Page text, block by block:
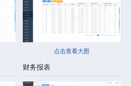
点击查看大图
财务报表